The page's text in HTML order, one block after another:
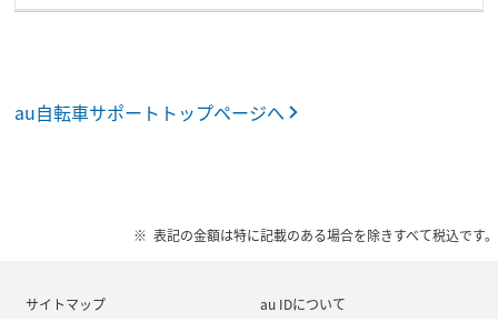
au自転車サポートトップページへ
表記の金額は特に記載のある場合を除きすべて税込です。
サイトマップ au IDについて